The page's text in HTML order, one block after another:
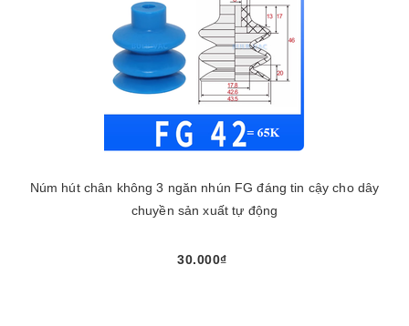
Núm hút chân không 3 ngăn nhún FG đáng tin cậy cho dây
chuyền sản xuất tự động
30.000₫